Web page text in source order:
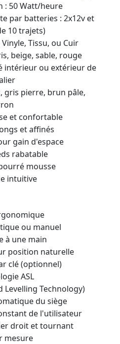
: 50 Watt/heure
par batteries : 2x12v et
10 trajets)
Tissu, ou Cuir
beige, sable, rouge
intérieur ou extérieur de
gris pierre, brun pâle,
et confortable
et affinés
gain d'espace
rabatable
mousse
intuitive
ou manuel
à une main
position naturelle
clé (optionnel)
ASL
Levelling Technology)
du siège
de l'utilisateur
droit et tournant
mesure